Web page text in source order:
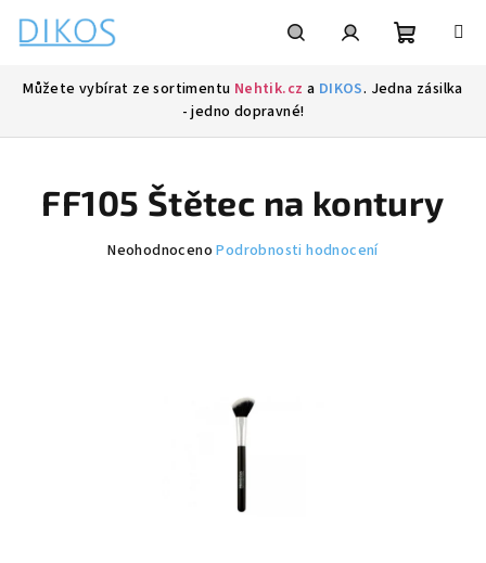
obsah
Můžete vybírat ze sortimentu Nehtik.cz a DIKOS. Jedna zásilka
- jedno dopravné!
FF105 Štětec na kontury
Průměrné
Neohodnoceno Podrobnosti hodnocení